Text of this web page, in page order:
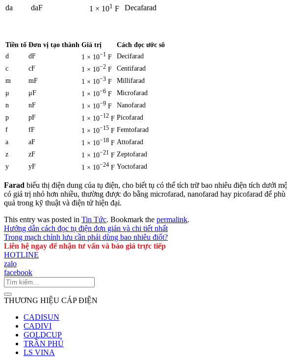
da
daF 1 × 101 F Decafarad
Tiền tố Đơn vị tạo thành Giá trị
Cách đọc ước sô
d
dF 1 × 10−1 F
Decifarad
c
cF 1 × 10−2 F
Centifarad
m
mF 1 × 10−3 F
Millifarad
μ
μF 1 × 10−6 F
Microfarad
n
nF 1 × 10−9 F
Nanofarad
p
pF 1 × 10−12 F Picofarad
f
fF 1 × 10−15 F Femtofarad
a
aF 1 × 10−18 F Attofarad
z
zF 1 × 10−21 F Zeptofarad
y
yF 1 × 10−24 F Yoctofarad
Farad biểu thị điện dung của tụ điện, cho biết tụ có thể tích trữ bao nhiêu điện tích dưới
có giá trị nhỏ hơn nhiều, thường được đo bằng microfarad, nanofarad hay picofarad để
quả trong kỹ thuật và điện tử hiện đại.
This entry was posted in Tin Tức. Bookmark the permalink.
Hướng dẫn cách đọc tụ điện đơn giản và chi tiết nhất
Trong mạch chỉnh lưu cần phải dùng bao nhiêu điốt?
Liên hệ ngay để nhận tư vấn và báo giá trực tiếp
HOTLINE
zalo
facebook
THƯƠNG HIỆU CÁP ĐIỆN
CADISUN
CADIVI
GOLDCUP
TRẦN PHÚ
LS VINA